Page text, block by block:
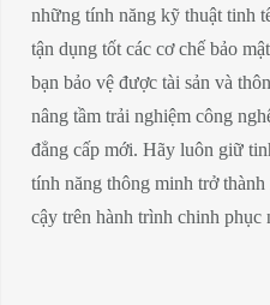
những tính năng kỹ thuật tinh
tận dụng tốt các cơ chế bảo
bạn bảo vệ được tài sản và
nâng tầm trải nghiệm công
đẳng cấp mới. Hãy luôn giữ
tính năng thông minh trở
cậy trên hành trình chinh phục